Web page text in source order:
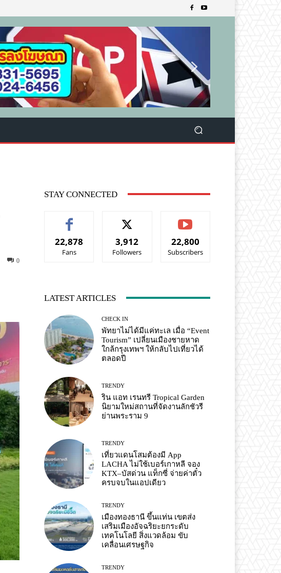
0
STAY CONNECTED
22,878
Fans
3,912
Followers
22,800
Subscribers
LATEST ARTICLES
CHECK IN
พัทยาไม่ได้มีแค่ทะเล เมื่อ “Event
Tourism” เปลี่ยนเมืองชายหาด
ใกล้กรุงเทพฯ ให้กลับไปเที่ยวได้
ตลอดปี
TRENDY
ริน แอท เรนทรี Tropical Garden
นิยามใหม่สถานที่จัดงานลักชัวรี
ย่านพระราม 9
TRENDY
เที่ยวแดนโสมต้องมี App
LACHA ไม่ใช้เบอร์เกาหลี จอง
KTX–บัสด่วน แท็กซี่ จ่ายค่าตั๋ว
ครบจบในแอปเดียว
TRENDY
เมืองทองธานี ขึ้นแท่น เขตส่ง
เสริมเมืองอัจฉริยะยกระดับ
เทคโนโลยี สิ่งแวดล้อม ขับ
เคลื่อนเศรษฐกิจ
TRENDY